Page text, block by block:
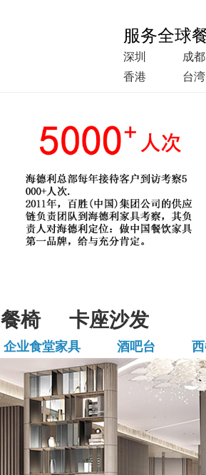
服务全球
深圳
成都
香港
台湾
餐椅 卡座沙发
企业食堂家具 酒吧台